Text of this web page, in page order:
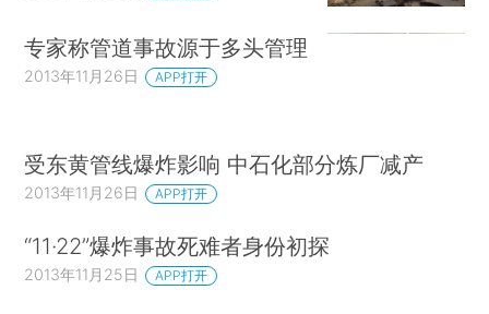
专家称管道事故源于多头管理
2013年11月26日 APP打开
受东黄管线爆炸影响 中石化部分炼厂减产
2013年11月26日 APP打开
“11·22”爆炸事故死难者身份初探
2013年11月25日 APP打开